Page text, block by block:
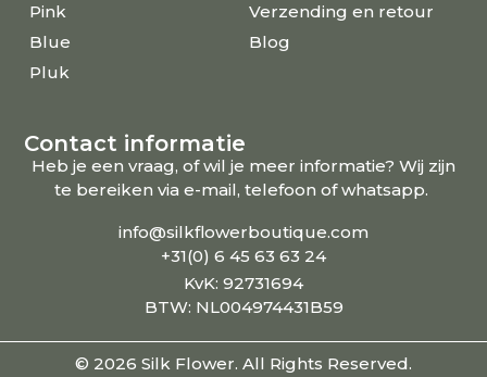
Pink
Blue
Pluk
Verzending en retour
Blog
Contact informatie
Heb je een vraag, of wil je meer informatie? Wij zijn
te bereiken via e-mail, telefoon of whatsapp.
info@silkflowerboutique.com
+31(0) 6 45 63 63 24
KvK: 92731694
BTW: NL004974431B59
© 2026 Silk Flower. All Rights Reserved.